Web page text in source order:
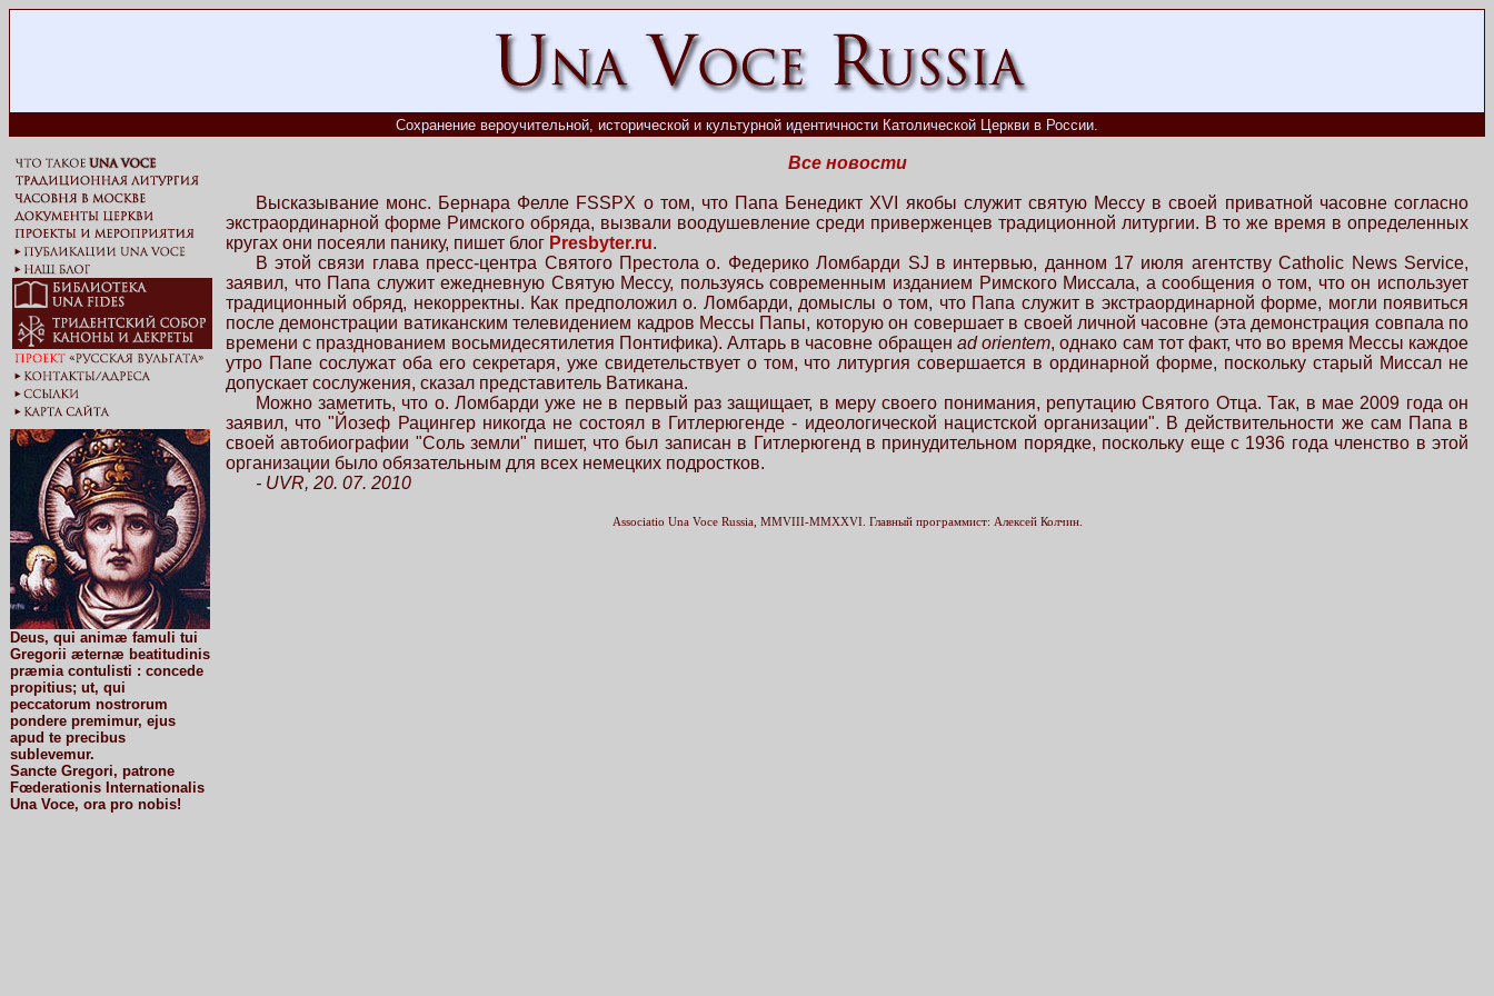
Сохранение вероучительной, исторической и культурной идентичности Католической Церкви в России.
Deus, qui animæ famuli tui
Gregorii æternæ beatitudinis
præmia contulisti : concede
propitius; ut, qui
peccatorum nostrorum
pondere premimur, ejus
apud te precibus
sublevemur.
Sancte Gregori, patrone
Fœderationis Internationalis
Una Voce, ora pro nobis!
Все новости
Высказывание монс. Бернара Фелле FSSPX о том, что Папа Бенедикт XVI якобы служит святую Мессу в своей приватной часовне согласно
экстраординарной форме Римского обряда, вызвали воодушевление среди приверженцев традиционной литургии. В то же время в определенных
кругах они посеяли панику, пишет блог Presbyter.ru.
В этой связи глава пресс-центра Святого Престола о. Федерико Ломбарди SJ в интервью, данном 17 июля агентству Catholic News Service,
заявил, что Папа служит ежедневную Святую Мессу, пользуясь современным изданием Римского Миссала, а сообщения о том, что он использует
традиционный обряд, некорректны. Как предположил о. Ломбарди, домыслы о том, что Папа служит в экстраординарной форме, могли появиться
после демонстрации ватиканским телевидением кадров Мессы Папы, которую он совершает в своей личной часовне (эта демонстрация совпала по
времени с празднованием восьмидесятилетия Понтифика). Алтарь в часовне обращен ad orientem, однако сам тот факт, что во время Мессы каждое
утро Папе сослужат оба его секретаря, уже свидетельствует о том, что литургия совершается в ординарной форме, поскольку старый Миссал не
допускает сослужения, сказал представитель Ватикана.
Можно заметить, что о. Ломбарди уже не в первый раз защищает, в меру своего понимания, репутацию Святого Отца. Так, в мае 2009 года он
заявил, что "Йозеф Рацингер никогда не состоял в Гитлерюгенде - идеологической нацистской организации". В действительности же сам Папа в
своей автобиографии "Соль земли" пишет, что был записан в Гитлерюгенд в принудительном порядке, поскольку еще с 1936 года членство в этой
организации было обязательным для всех немецких подростков.
- UVR, 20. 07. 2010
Associatio Una Voce Russia, MMVIII-MMXXVI. Главный программист: Алексей Колчин.